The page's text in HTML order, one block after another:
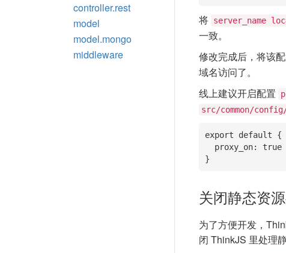
controller.rest
model
model.mongo
middleware
将 server_name
一致。
修改完成后，将该
域名访问了。
线上建议开启配置
src/common/
export default {
}
关闭静态资
为了方便开发，
闭 ThinkJS 里处理